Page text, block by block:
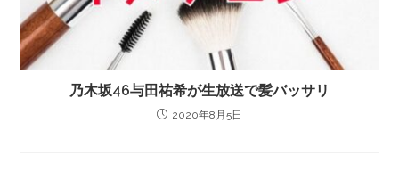
乃木坂46与田祐希が生放送で髪バッサリ
2020年8月5日